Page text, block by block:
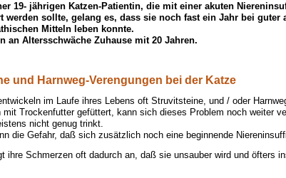
19- jährigen Katzen-Patientin, die mit einer akuten
werden sollte, gelang es, dass sie noch fast ein Jahr bei guter
Mitteln leben konnte.
an Altersschwäche Zuhause mit 20 Jahren.
und Harnweg-Verengungen bei der Katze
im Laufe ihres Lebens oft Struvitsteine, und / oder
Trockenfutter gefüttert, kann sich dieses Problem noch weiter
nicht genug trinkt.
die Gefahr, daß sich zusätzlich noch eine beginnende
ihre Schmerzen oft dadurch an, daß sie unsauber wird und öfters